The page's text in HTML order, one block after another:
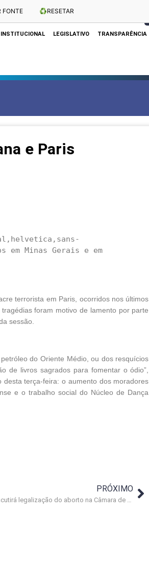
FONTE ♻️RESETAR
Horários das Sessões: Terças e Quartas às 10h
INSTITUCIONAL LEGISLATIVO TRANSPARÊNCIA
e Paris
em Minas Gerais e em
terrorista em Paris, ocorridos nos últimos
foram motivo de lamento por parte
sessão.
do Oriente Médio, ou dos resquícios
de livros sagrados para fomentar o ódio”,
terça-feira: o aumento dos moradores
e o trabalho social do Núcleo de Dança
PRÓXIMO